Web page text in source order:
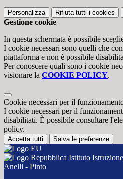
Personalizza Rifiuta tutti i cookies
Gestione cookie
In questa schermata è possibile
I cookie necessari sono quelli che
piattaforma e non è possibile
Per conoscere quali sono i cookie
visionare la COOKIE POLICY.
Cookie necessari per il
I cookie necessari per il
disabilitati. È possibile consultare
policy.
Accetta tutti Salva le preferenze
Istituto
Anelli - Pinto